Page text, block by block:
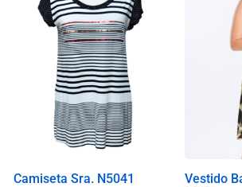
Camiseta Sra. N5041
Vestido